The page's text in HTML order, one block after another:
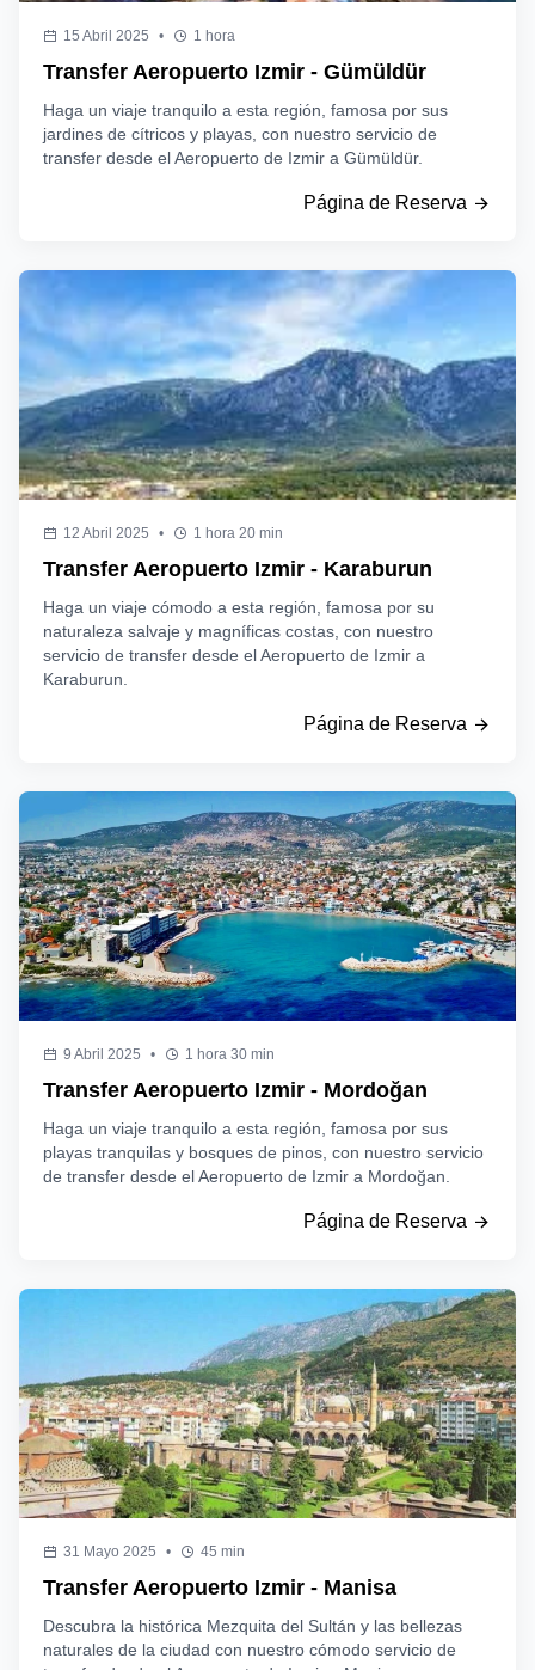
15 Abril 2025 • 1 hora
Transfer Aeropuerto Izmir - Gümüldür
Haga un viaje tranquilo a esta región, famosa por sus
jardines de cítricos y playas, con nuestro servicio de
transfer desde el Aeropuerto de Izmir a Gümüldür.
Página de Reserva
12 Abril 2025 • 1 hora 20 min
Transfer Aeropuerto Izmir - Karaburun
Haga un viaje cómodo a esta región, famosa por su
naturaleza salvaje y magníficas costas, con nuestro
servicio de transfer desde el Aeropuerto de Izmir a
Karaburun.
Página de Reserva
9 Abril 2025 • 1 hora 30 min
Transfer Aeropuerto Izmir - Mordoğan
Haga un viaje tranquilo a esta región, famosa por sus
playas tranquilas y bosques de pinos, con nuestro servicio
de transfer desde el Aeropuerto de Izmir a Mordoğan.
Página de Reserva
31 Mayo 2025 • 45 min
Transfer Aeropuerto Izmir - Manisa
Descubra la histórica Mezquita del Sultán y las bellezas
naturales de la ciudad con nuestro cómodo servicio de